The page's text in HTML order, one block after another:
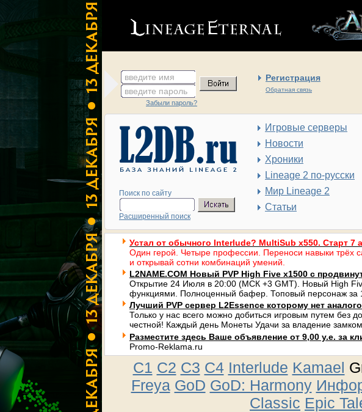
введите имя Регистрация
Обратная связь
введите пароль
Забыли пароль?
Поиск по сайту
Расширенный поиск
Игровые серверы
Новости
Хроники
Lineage 2 по-русски
Мир Lineage 2
Статьи
Устал от обычного Interlude? MultiSub x550. Старт 7
Один герой. Четыре профессии. Переноси навыки трёх
и открывай сотни комбинаций умений.
L2NAME.COM Новый PVP High Five x1500 с
Открытие 24 Июля в 20:00 (МСК +3 GMT). Новый High
функциями. Полноценный бафер. Топовый персонаж за
Лучший PVP сервер L2Essence которому нет
Только у нас всего можно добиться игровым путем без
честной! Каждый день Монеты Удачи за владение
Разместите здесь Ваше объявление от 9,00 у.е. за
Promo-Reklama.ru
C1 C2 C3 C4 Interlude Kamael
Freya GoD GoD: Harmony
Classic Epic